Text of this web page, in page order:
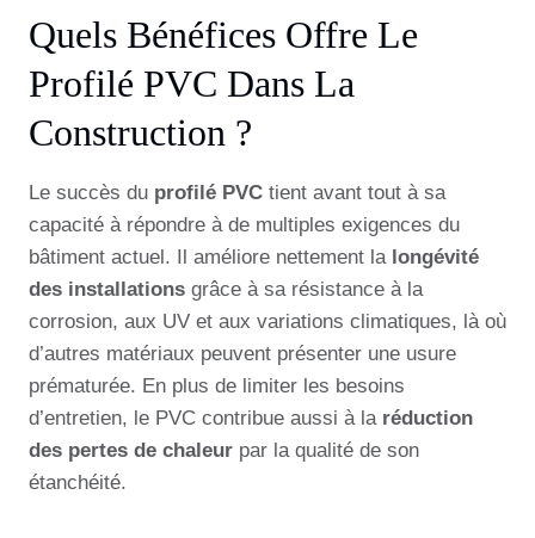
Quels Bénéfices Offre Le
Profilé PVC Dans La
Construction ?
Le succès du profilé PVC tient avant tout à sa
capacité à répondre à de multiples exigences du
bâtiment actuel. Il améliore nettement la longévité
des installations grâce à sa résistance à la
corrosion, aux UV et aux variations climatiques, là où
d’autres matériaux peuvent présenter une usure
prématurée. En plus de limiter les besoins
d’entretien, le PVC contribue aussi à la réduction
des pertes de chaleur par la qualité de son
étanchéité.